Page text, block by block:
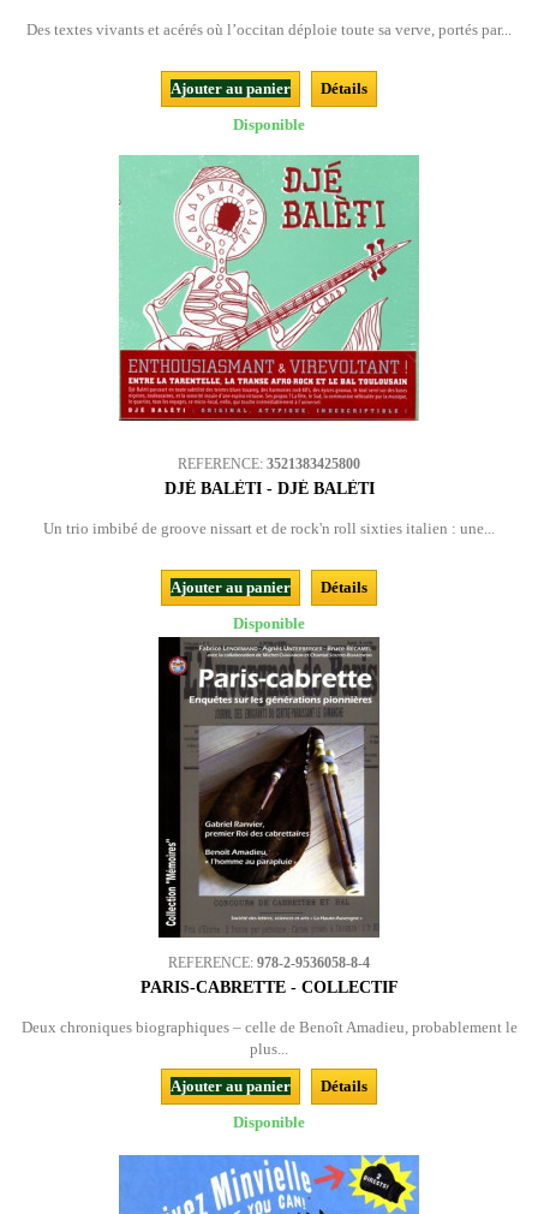
Des textes vivants et acérés où l’occitan déploie toute sa verve, portés par...
Ajouter au panier
Détails
Disponible
REFERENCE: 3521383425800
DJÉ BALÈTI - DJÉ BALÈTI
Un trio imbibé de groove nissart et de rock'n roll sixties italien : une...
Ajouter au panier
Détails
Disponible
REFERENCE: 978-2-9536058-8-4
PARIS-CABRETTE - COLLECTIF
Deux chroniques biographiques – celle de Benoît Amadieu, probablement le
plus...
Ajouter au panier
Détails
Disponible